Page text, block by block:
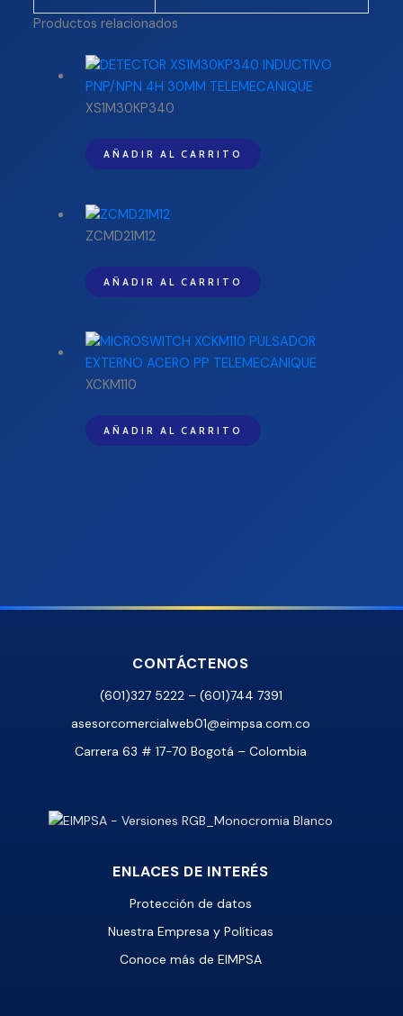
Productos relacionados
XS1M30KP340
AÑADIR AL CARRITO
ZCMD21M12
AÑADIR AL CARRITO
XCKM110
AÑADIR AL CARRITO
CONTÁCTENOS
(601)327 5222 – (601)744 7391
asesorcomercialweb01@eimpsa.com.co
Carrera 63 # 17-70 Bogotá – Colombia
ENLACES DE INTERÉS
Protección de datos
Nuestra Empresa y Políticas
Conoce más de EIMPSA